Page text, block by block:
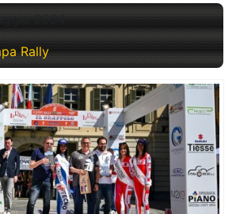
2024
Rally